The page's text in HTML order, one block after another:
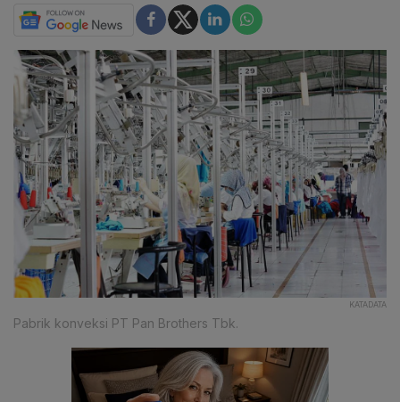
KATADATA
Pabrik konveksi PT Pan Brothers Tbk.